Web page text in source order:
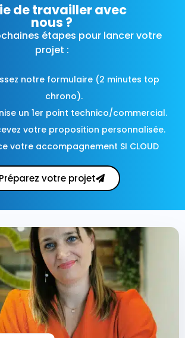
de travailler avec
nous ?
étapes pour lancer votre
projet :
notre formulaire (2 minutes top
chrono).
un 1er point technico/commercial.
votre proposition personnalisée.
votre accompagnement SI CLOUD
Préparez votre projet